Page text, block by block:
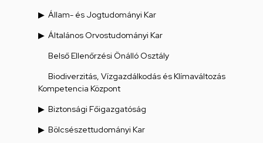
Állam- és Jogtudományi Kar
Általános Orvostudományi Kar
Belső Ellenőrzési Önálló Osztály
Biodiverzitás, Vízgazdálkodás és Klímaváltozás
Kompetencia Központ
Biztonsági Főigazgatóság
Bölcsészettudományi Kar